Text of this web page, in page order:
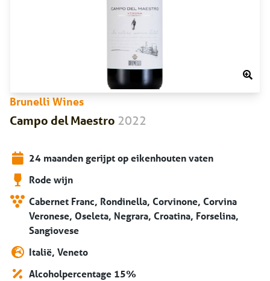
Brunelli Wines
Campo del Maestro 2022
24 maanden gerijpt op eikenhouten vaten
Rode wijn
Cabernet Franc, Rondinella, Corvinone, Corvina
Veronese, Oseleta, Negrara, Croatina, Forselina,
Sangiovese
Italië, Veneto
Alcoholpercentage 15%